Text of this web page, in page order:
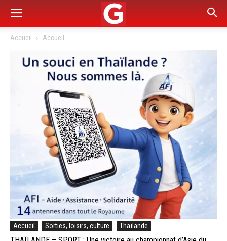
Accueil Accueil
Accueil Sorties, loisirs, culture Thaïlande